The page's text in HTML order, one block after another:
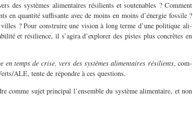
des sys­tèmes ali­men­taires résilients et souten­ables ? Com­ment
en quan­tité suff­isante avec de moins en moins d’énergie fos­sile ?
villes ? Pour con­stru­ire une vision à long terme d’une poli­tique ali­
et résilience, il s’agira d’explorer des pistes plus con­crètes en
en temps de crise, vers des sys­tèmes ali­men­taires résilients, com­
ALE, tente de répon­dre à ces questions.
comme sujet prin­ci­pal l’ensemble du sys­tème ali­men­taire, et non